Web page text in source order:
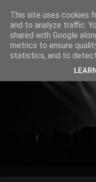
This site uses cookies
and to analyze traffic.
shared with Google
metrics to ensure
statistics, and to detect